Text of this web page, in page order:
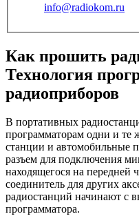
info@radiokom.ru
Как прошить
Технология
радиоприборов
В портативных
программаторам одни и те
станции и автомобильные
разъем для подключения
находящегося на передней
соединитель для других
радиостанций начинают с
программатора.